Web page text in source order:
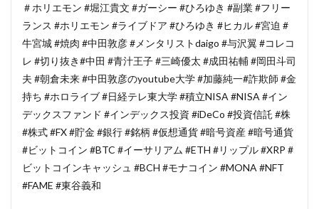
＃ホリエモン #堀江貴文 #ガーシー #ひろゆき #副業 #フリー
ランス #ホリエモン #ライブドア #ひろゆき #ヒカル #宮迫 #
牛宮城 #焼肉 #中田敦彦 #メンタリストdaigo #与沢翼 #コレコ
レ #切り抜き#中田 #青汁王子 #三崎優太 #成田祐輔 #岡田斗司
夫 #朝倉未来 #中田敦彦のyoutube大学 #加藤純一#詐欺師 #金
持ち #ホロライブ #日経テレ東大学 #積立NISA #NISA #イン
デックスファンド #インデックス投資 #iDeCo #投資信託 #株
#株式 #FX #貯金 #銀行 #銘柄 #仮想通貨 #暗号資産 #暗号通貨
#ビットコイン #BTC #イーサリアム #ETH #リップル #XRP #
ビットコインキャッシュ #BCH #モナコイン #MONA #NFT
#FAME #東谷義和